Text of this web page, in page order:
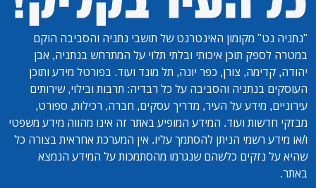
"נתניה נט" מקומון האינטרנט של תושבי נתניה והסביבה הוקם
במטרה לספק תוכן איכותי ובלתי תלוי על המתרחש בנתניה, אבן
יהודה, קדימה, צורן, כפר יונה, תל מונד ועוד. בפורטל מידע ותוכן
העוסקים בנתניה והסביבה על כל רבדיה: תרבות ובילוי, שירותים
עירוניים, מידע על העיר, מדריך עסקים, חברה, רכילות, ספורט,
מבזקי חדשות ועוד. המידע המופיע באתר זה אינו מהווה מידע משפטי
ו/או מידע רשמי הניתן להסתמך עליו. אין המערכת אחראית בצורה כל
שהיא על נזקים כלשהם שנגרמו מהסתמכות על המידע הנמצא
באתר.